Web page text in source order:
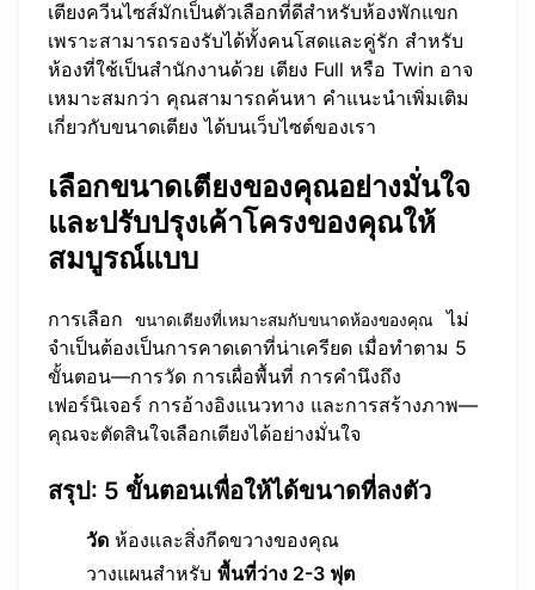
เตียงควีนไซส์มักเป็นตัวเลือกที่ดีสำหรับห้องพักแขก
เพราะสามารถรองรับได้ทั้งคนโสดและคู่รัก สำหรับ
ห้องที่ใช้เป็นสำนักงานด้วย เตียง Full หรือ Twin อาจ
เหมาะสมกว่า คุณสามารถค้นหา คำแนะนำเพิ่มเติม
เกี่ยวกับขนาดเตียง ได้บนเว็บไซต์ของเรา
เลือกขนาดเตียงของคุณอย่างมั่นใจ
และปรับปรุงเค้าโครงของคุณให้
สมบูรณ์แบบ
การเลือก ขนาดเตียงที่เหมาะสมกับขนาดห้องของคุณ
ไม่
จำเป็นต้องเป็นการคาดเดาที่น่าเครียด เมื่อทำตาม 5
ขั้นตอน—การวัด การเผื่อพื้นที่ การคำนึงถึง
เฟอร์นิเจอร์ การอ้างอิงแนวทาง และการสร้างภาพ—
คุณจะตัดสินใจเลือกเตียงได้อย่างมั่นใจ
สรุป: 5 ขั้นตอนเพื่อให้ได้ขนาดที่ลงตัว
วัด ห้องและสิ่งกีดขวางของคุณ
วางแผนสำหรับ พื้นที่ว่าง 2-3 ฟุต